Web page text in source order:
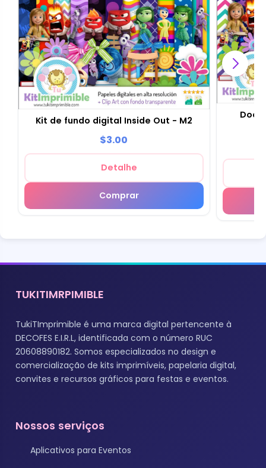
Kit de fundo digital Inside Out - M2
$3.00
Detalhe
Comprar
TUKITIMRPIMIBLE
TukiTImprimible é uma marca digital pertencente à
DECOFES E.I.R.L, identificada com o número RUC
20608890182. Somos especializados no design e
comercialização de kits imprimíveis, papelaria digital,
convites e recursos gráficos para festas e eventos.
Nossos serviços
Aplicativos para Eventos